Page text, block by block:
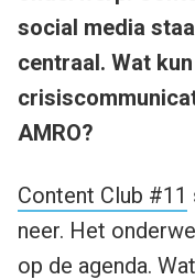
social media
centraal. Wat
AMRO?
Content Club #11
neer. Het
op de agenda.